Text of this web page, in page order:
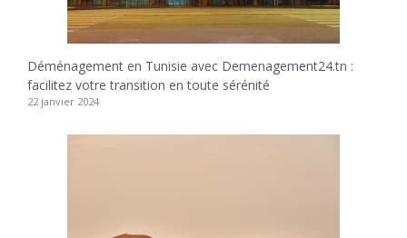
Déménagement en Tunisie avec Demenagement24.tn :
facilitez votre transition en toute sérénité
22 janvier 2024